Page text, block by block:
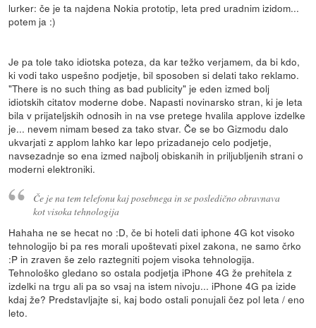
lurker: če je ta najdena Nokia prototip, leta pred uradnim izidom...
potem ja :)
Je pa tole tako idiotska poteza, da kar težko verjamem, da bi kdo,
ki vodi tako uspešno podjetje, bil sposoben si delati tako reklamo.
"There is no such thing as bad publicity" je eden izmed bolj
idiotskih citatov moderne dobe. Napasti novinarsko stran, ki je leta
bila v prijateljskih odnosih in na vse pretege hvalila applove izdelke
je... nevem nimam besed za tako stvar. Če se bo Gizmodu dalo
ukvarjati z applom lahko kar lepo prizadanejo celo podjetje,
navsezadnje so ena izmed najbolj obiskanih in priljubljenih strani o
moderni elektroniki.
Če je na tem telefonu kaj posebnega in se posledično obravnava
kot visoka tehnologija
Hahaha ne se hecat no :D, če bi hoteli dati iphone 4G kot visoko
tehnologijo bi pa res morali upoštevati pixel zakona, ne samo črko
:P in zraven še zelo raztegniti pojem visoka tehnologija.
Tehnološko gledano so ostala podjetja iPhone 4G že prehitela z
izdelki na trgu ali pa so vsaj na istem nivoju... iPhone 4G pa izide
kdaj že? Predstavljajte si, kaj bodo ostali ponujali čez pol leta / eno
leto.